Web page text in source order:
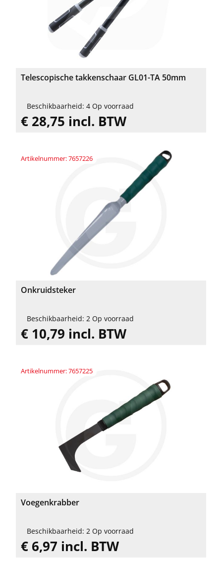
Telescopische takkenschaar GL01-TA 50mm
Beschikbaarheid: 4 Op voorraad
€ 28,75 incl. BTW
Artikelnummer: 7657226
Onkruidsteker
Beschikbaarheid: 2 Op voorraad
€ 10,79 incl. BTW
Artikelnummer: 7657225
Voegenkrabber
Beschikbaarheid: 2 Op voorraad
€ 6,97 incl. BTW